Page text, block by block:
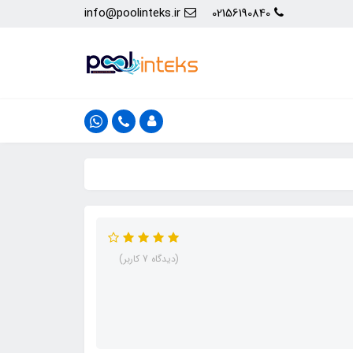
02156190840
info@poolinteks.ir
(دیدگاه 7 کاربر)